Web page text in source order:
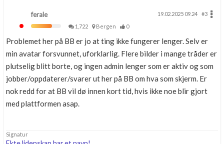
ferale 19.02.2025 09.24
#3
1,722
Bergen 0
Problemet her på BB er jo at ting ikke fungerer lenger. Selv er
min avatar forsvunnet, uforklarlig. Flere bilder i mange tråder er
plutselig blitt borte, og ingen admin lenger som er aktiv og som
jobber/oppdaterer/svarer ut her på BB om hva som skjerm. Er
nok redd for at BB vil dø innen kort tid, hvis ikke noe blir gjort
med plattformen asap.
Signatur